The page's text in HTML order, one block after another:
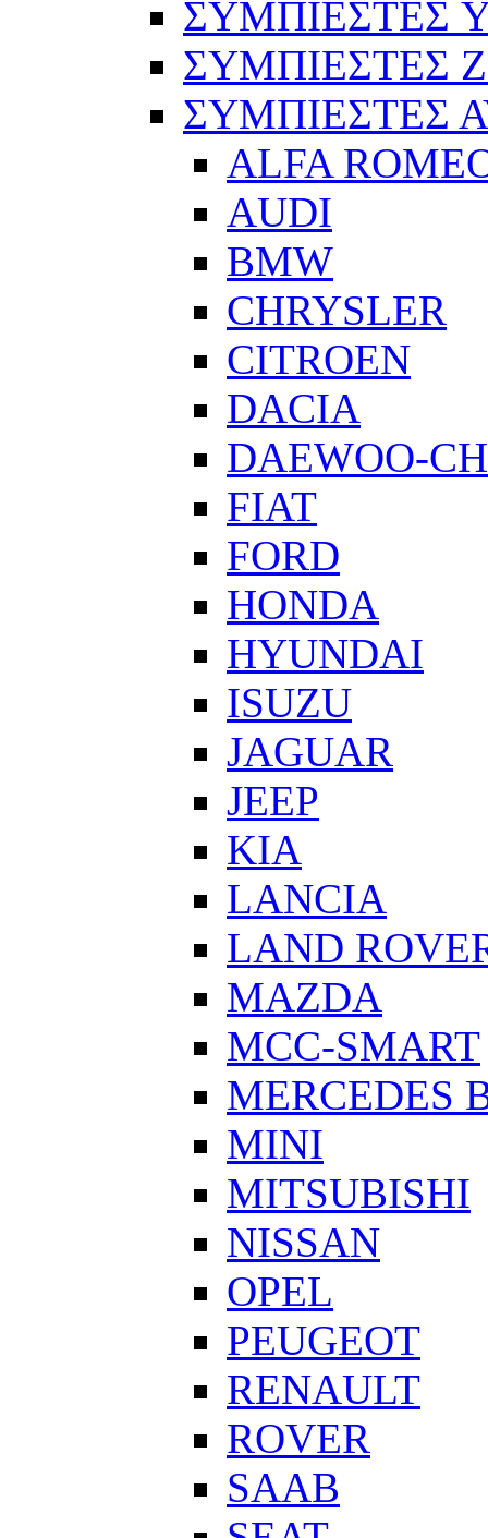
ΣΥΜΠΙΕΣΤΕΣ
ΣΥΜΠΙΕΣΤΕΣ
ΣΥΜΠΙΕΣΤΕΣ
ALFA
AUDI
BMW
CHRYSLER
CITROEN
DACIA
DAEWOO-
FIAT
FORD
HONDA
HYUNDAI
ISUZU
JAGUAR
JEEP
KIA
LANCIA
LAND
MAZDA
MCC-SMART
MERCEDES
MINI
MITSUBISHI
NISSAN
OPEL
PEUGEOT
RENAULT
ROVER
SAAB